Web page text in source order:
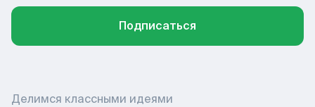
Подписаться
Делимся классными идеями